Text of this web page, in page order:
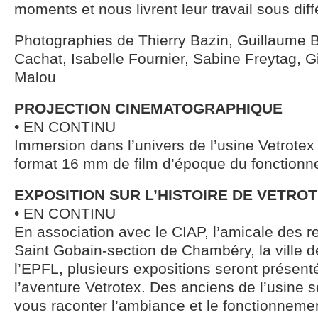
moments et nous livrent leur travail sous
Photographies de Thierry Bazin, Guillaume
Cachat, Isabelle Fournier, Sabine Freytag,
Malou
PROJECTION CINEMATOGRAPHIQUE
• EN CONTINU
Immersion dans l’univers de l’usine
format 16 mm de film d’époque du
EXPOSITION SUR L’HISTOIRE DE
• EN CONTINU
En association avec le CIAP, l’amicale des
Saint Gobain-section de Chambéry, la ville
l’EPFL, plusieurs expositions seront
l’aventure Vetrotex. Des anciens de l’usine
vous raconter l’ambiance et le